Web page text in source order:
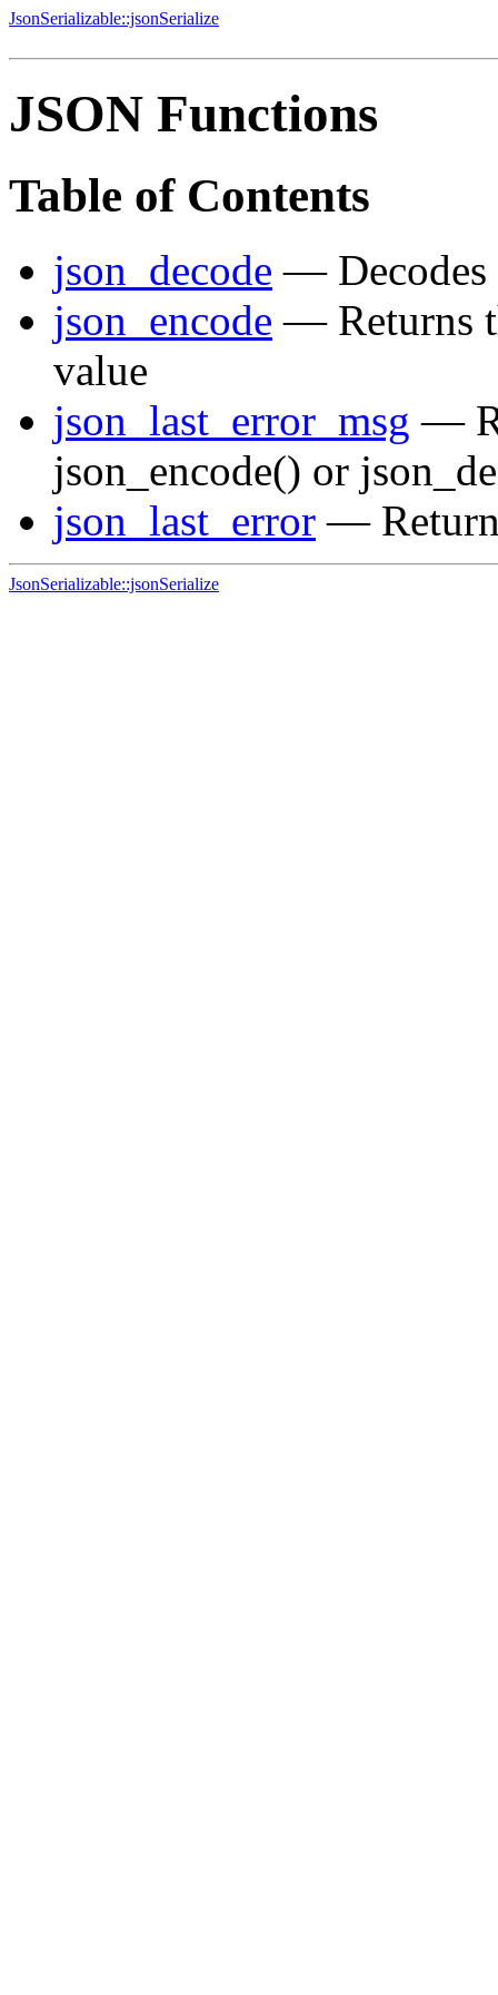
JsonSerializable::jsonSerialize
JSON Functions
Table of Contents
json_decode — Decodes
json_encode — Returns
value
json_last_error_msg —
json_encode() or
json_last_error —
JsonSerializable::jsonSerialize